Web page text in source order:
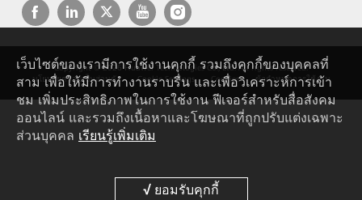
Copyright © 2026 Huawei Technologies Co., Ltd. All rights reserved.
นโยบายความเป็นส่วนตัว
Cookie Settings Cookies ข้อกำหนดการใช้งาน
เว็บไซต์ของเรามีการใช้งานคุกกี้ รวมถึงคุกกี้ของบุคคลที่
สาม เพื่อให้มีการทำงานราบรื่น และเพื่อวิเคราะห์การเข้า
ชม เพิ่มประสิทธิภาพในการใช้งาน ฟีเจอร์สำหรับสื่อสังคม
ออนไลน์ และรวมถึงเนื้อหาและโฆษณาที่ถูกปรับแต่งเฉพาะ
ส่วนบุคคล เรียนรู้เพิ่มเติม